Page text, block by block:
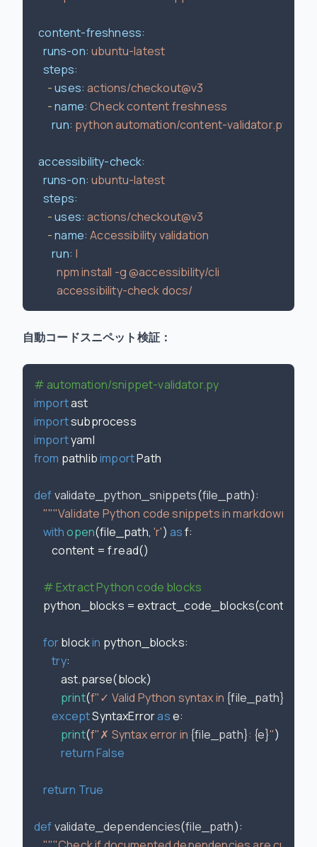
content-freshness:
runs-on: ubuntu-latest
steps:
-uses: actions/checkout@v3
-name: Checkcontentfreshness
run: pythonautomation/content-validator.py
accessibility-check:
runs-on: ubuntu-latest
steps:
-uses: actions/checkout@v3
-name: Accessibilityvalidation
run: |
          npm install -g @accessibility/cli
自動コードスニペット検証：
# automation/snippet-validator.py
import
import
import
from pathlib import Path
defvalidate_python_snippets(file_path):
"""Validate Python code snippets in markdown
with open(file_path, 'r') as f:
        content = f.read()
# Extract Python code blocks
    python_blocks = extract_code_blocks(content,
for block in python_blocks:
try:
            ast.parse(block)
print(f"✓ Valid Python syntax in {file_path}
except SyntaxError as e:
print(f"✗ Syntax error in {file_path}: {e}")
returnFalse
return True
defvalidate_dependencies(file_path):